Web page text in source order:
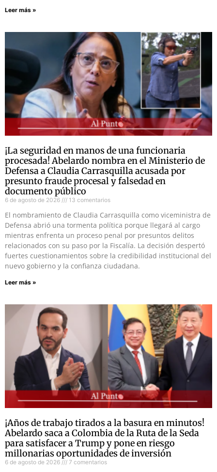
Leer más »
¡La seguridad en manos de una funcionaria
procesada! Abelardo nombra en el Ministerio de
Defensa a Claudia Carrasquilla acusada por
presunto fraude procesal y falsedad en
documento público
6 de agosto de 2026 13 comentarios
El nombramiento de Claudia Carrasquilla como viceministra de
Defensa abrió una tormenta política porque llegará al cargo
mientras enfrenta un proceso penal por presuntos delitos
relacionados con su paso por la Fiscalía. La decisión despertó
fuertes cuestionamientos sobre la credibilidad institucional del
nuevo gobierno y la confianza ciudadana.
Leer más »
¡Años de trabajo tirados a la basura en minutos!
Abelardo saca a Colombia de la Ruta de la Seda
para satisfacer a Trump y pone en riesgo
millonarias oportunidades de inversión
6 de agosto de 2026 7 comentarios